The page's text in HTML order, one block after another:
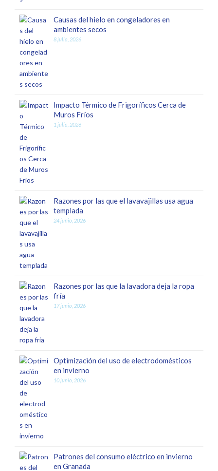
Causas del hielo en congeladores en
ambientes secos
8 julio, 2026
Impacto Térmico de Frigoríficos Cerca de
Muros Fríos
1 julio, 2026
Razones por las que el lavavajillas usa agua
templada
24 junio, 2026
Razones por las que la lavadora deja la ropa
fría
17 junio, 2026
Optimización del uso de electrodomésticos
en invierno
10 junio, 2026
Patrones del consumo eléctrico en invierno
en Granada